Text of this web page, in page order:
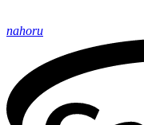
nahoru